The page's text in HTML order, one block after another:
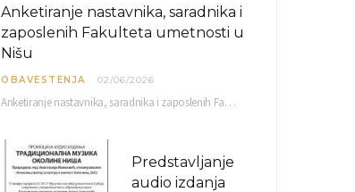
Anketiranje nastavnika, saradnika i
zaposlenih Fakulteta umetnosti u
Nišu
OBAVESTENJA 02/06/2026
Anketiranje nastavnika, saradnika i zaposlenih Fakulteta umetnosti u Nišu radi sačinjavanja Izveštaja o samovrednovanju biće…
Predstavljanje
audio izdanja